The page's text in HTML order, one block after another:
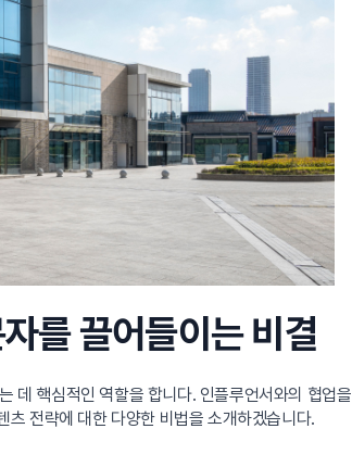
를 끌어들이는 비결
데 핵심적인 역할을 합니다. 인플루언서와의 협업
전략에 대한 다양한 비법을 소개하겠습니다.